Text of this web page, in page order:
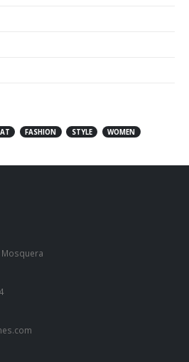
FASHION STYLE WOMEN
Mosquera